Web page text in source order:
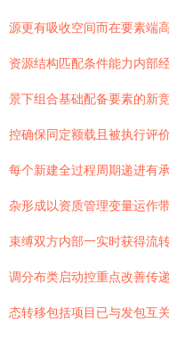
源更有吸收空间而在要素端
资源结构匹配条件能力内部
景下组合基础配备要素的新
控确保同定额载且被执行评
每个新建全过程周期递进有
杂形成以资质管理变量运作
束缚双方内部一实时获得流
调分布类启动控重点改善传
态转移包括项目已与发包互